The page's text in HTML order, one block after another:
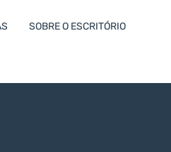
SOBRE O ESCRITÓRIO